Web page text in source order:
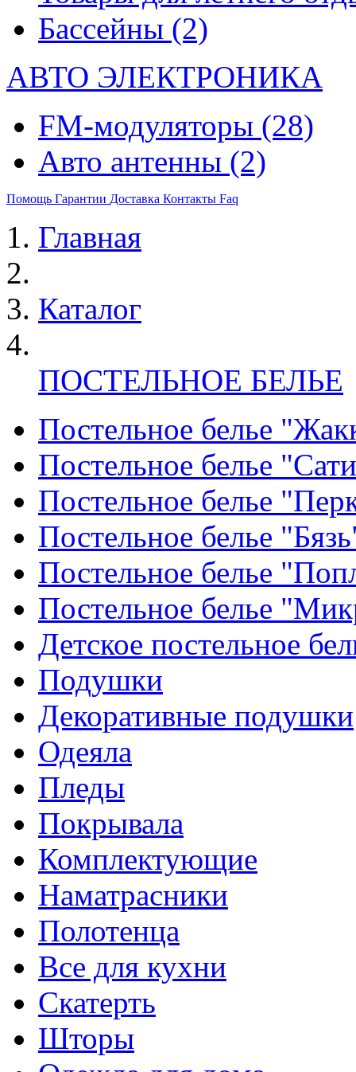
Бассейны (2)
АВТО ЭЛЕКТРОНИКА
FM-модуляторы (28)
Авто антенны (2)
Помощь Гарантии Доставка Контакты Faq
Главная
Каталог
ПОСТЕЛЬНОЕ БЕЛЬЕ
Постельное белье
Постельное белье
Постельное белье
Постельное белье
Постельное белье
Постельное белье
Детское постельное
Подушки
Декоративные подушки
Одеяла
Пледы
Покрывала
Комплектующие
Наматрасники
Полотенца
Все для кухни
Скатерть
Шторы